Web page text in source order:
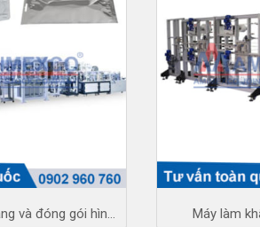
Máy làm khẩu trang và đóng gói hình cá Máy làm